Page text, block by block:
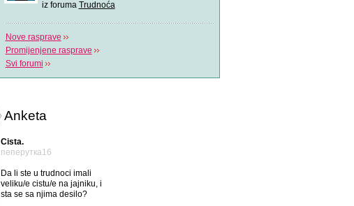
iz foruma Trudnoća
Nove rasprave
Promijenjene rasprave
Svi forumi
Anketa
Cista.
пеперутка16
Da li ste u trudnoci imali
veliku/e cistu/e na jajniku, i
sta se sa njima desilo?